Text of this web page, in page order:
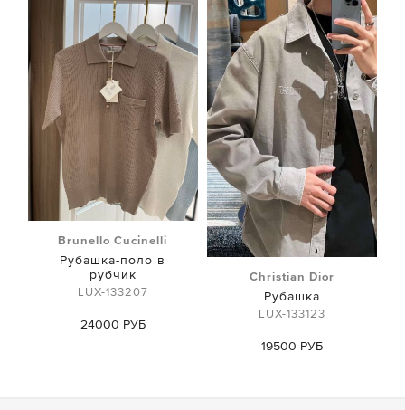
Brunello Cucinelli
Рубашка-поло в
рубчик
LUX-133207
24000 РУБ
Christian Dior
Рубашка
LUX-133123
19500 РУБ